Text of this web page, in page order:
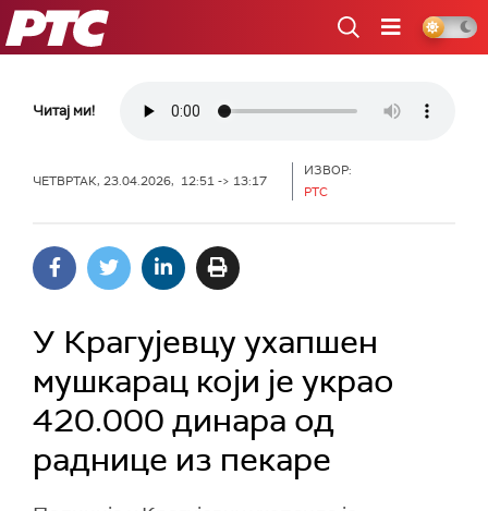
РТС
Читај ми!
ЧЕТВРТАК, 23.04.2026, 12:51 -> 13:17
ИЗВОР:
РТС
У Крагујевцу ухапшен
мушкарац који је украо
420.000 динара од
раднице из пекаре